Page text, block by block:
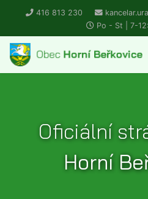
416 813 230
Po - St | 7-
Oficiální
Horní